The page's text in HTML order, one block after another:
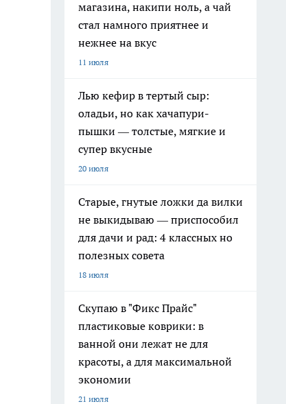
магазина, накипи ноль, а чай
стал намного приятнее и
нежнее на вкус
11 июля
Лью кефир в тертый сыр:
оладьи, но как хачапури-
пышки — толстые, мягкие и
супер вкусные
20 июля
Старые, гнутые ложки да вилки
не выкидываю — приспособил
для дачи и рад: 4 классных но
полезных совета
18 июля
Скупаю в "Фикс Прайс"
пластиковые коврики: в
ванной они лежат не для
красоты, а для максимальной
экономии
21 июля